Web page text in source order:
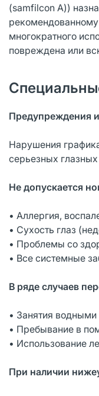
(samfilcon A))
многократного
повреждена или
Предупреждения
Нарушения
серьезных
Не допускается
• Аллергия,
• Сухость глаз
• Проблемы со
• Все системные
В ряде случаев
• Занятия
• Пребывание в
• Использование
При наличии